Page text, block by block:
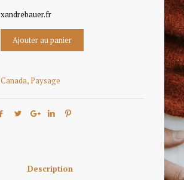
Ajouter au panier
Canada,Paysage
Description